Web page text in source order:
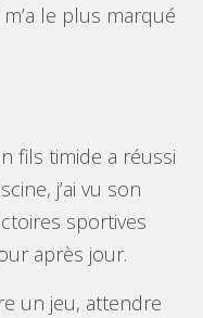
le plus marqué
fils timide a réussi
j’ai vu son
sportives
après jour.
un jeu, attendre